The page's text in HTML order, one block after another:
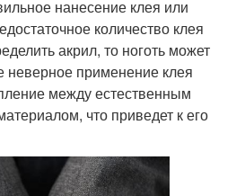
нанесение клея или
количество клея
акрил, то ноготь может
неверное применение клея
между естественным
что приведет к его